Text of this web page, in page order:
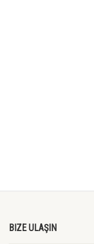
BIZE ULAŞIN